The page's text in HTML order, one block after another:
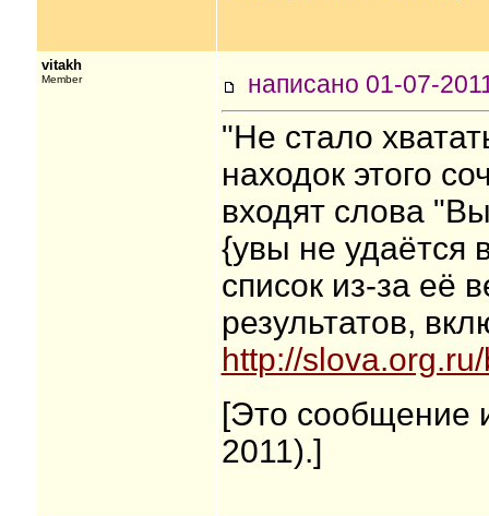
vitakh
Member написано 01-07-
"Не стало
находок этого
входят слова
{увы не удаётся
список из-за её
результатов,
http://
[Это сообщение
2011).]